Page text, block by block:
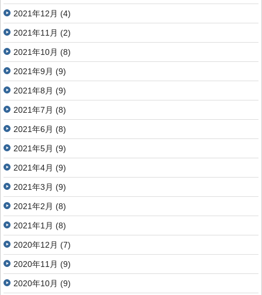
2021年12月 (4)
2021年11月 (2)
2021年10月 (8)
2021年9月 (9)
2021年8月 (9)
2021年7月 (8)
2021年6月 (8)
2021年5月 (9)
2021年4月 (9)
2021年3月 (9)
2021年2月 (8)
2021年1月 (8)
2020年12月 (7)
2020年11月 (9)
2020年10月 (9)